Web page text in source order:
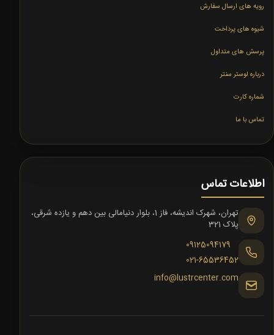
رویه های ارسال سفارش
شیوه های پرداخت
پرسش های متداول
درباره لوستر سنتر
شماره کارت
تماس با ما
اطلاعات تماس
تهران، شهرک اندیشه، فاز 1، بلوار دنیامالی بین دهم و یازده شرقی،
پلاک 321
09125094179
021-65536452
info@lustrcenter.com